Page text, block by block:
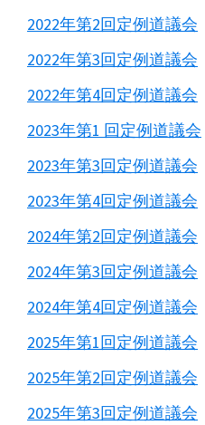
2022年第2回定例道議会
2022年第3回定例道議会
2022年第4回定例道議会
2023年第1 回定例道議会
2023年第3回定例道議会
2023年第4回定例道議会
2024年第2回定例道議会
2024年第3回定例道議会
2024年第4回定例道議会
2025年第1回定例道議会
2025年第2回定例道議会
2025年第3回定例道議会